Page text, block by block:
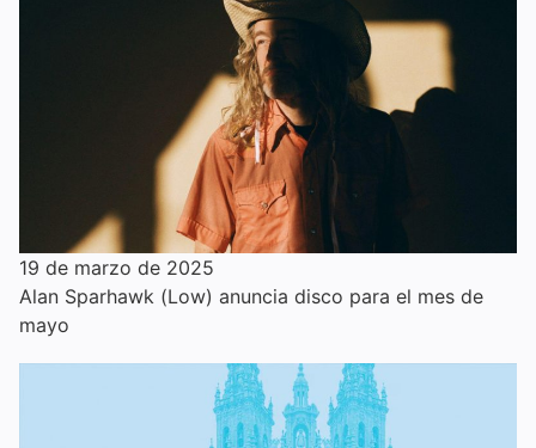
19 de marzo de 2025
Alan Sparhawk (Low) anuncia disco para el mes de
mayo